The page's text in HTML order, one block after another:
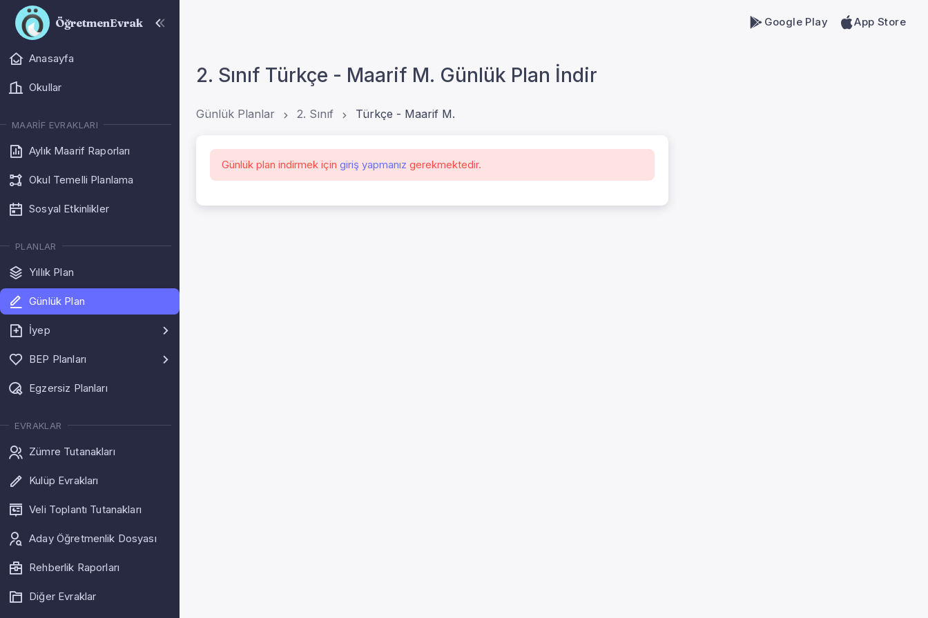
ÖğretmenEvrak
Anasayfa
Okullar
MAARIF EVRAKLARI
Aylık Maarif Raporları
Okul Temelli Planlama
Sosyal Etkinlikler
PLANLAR
Yıllık Plan
Günlük Plan
İyep
BEP Planları
Egzersiz Planları
EVRAKLAR
Zümre Tutanakları
Kulüp Evrakları
Veli Toplantı Tutanakları
Aday Öğretmenlik Dosyası
Rehberlik Raporları
Diğer Evraklar
Google Play App Store
2. Sınıf Türkçe - Maarif M. Günlük Plan İndir
Günlük Planlar 2. Sınıf Türkçe - Maarif M.
Günlük plan indirmek için giriş yapmanız gerekmektedir.